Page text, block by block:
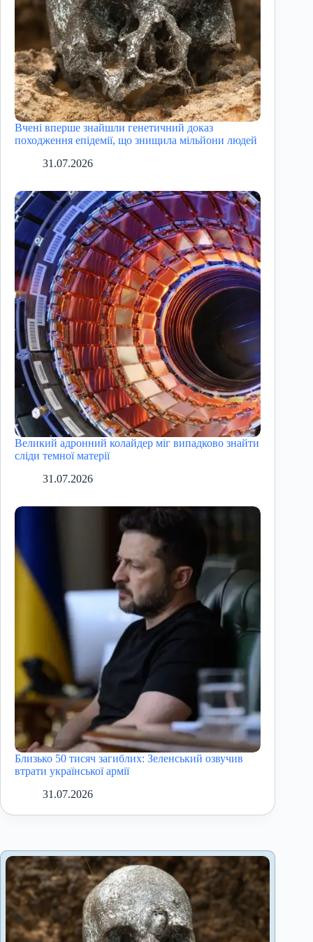
Вчені вперше знайшли генетичний доказ
походження епідемії, що знищила мільйони людей
31.07.2026
Великий адронний колайдер міг випадково знайти
сліди темної матерії
31.07.2026
Близько 50 тисяч загиблих: Зеленський озвучив
втрати української армії
31.07.2026